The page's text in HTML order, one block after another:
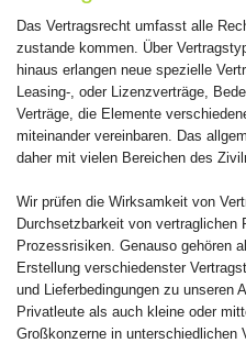
Das Vertragsrecht umfasst alle
zustande kommen. Über
hinaus erlangen neue spezielle
Leasing-, oder Lizenzverträge,
Verträge, die Elemente
miteinander vereinbaren. Das
daher mit vielen Bereichen des
Wir prüfen die Wirksamkeit von
Durchsetzbarkeit von vertraglichen
Prozessrisiken. Genauso gehören
Erstellung verschiedenster
und Lieferbedingungen zu unseren
Privatleute als auch kleine oder
Großkonzerne in unterschiedlichen